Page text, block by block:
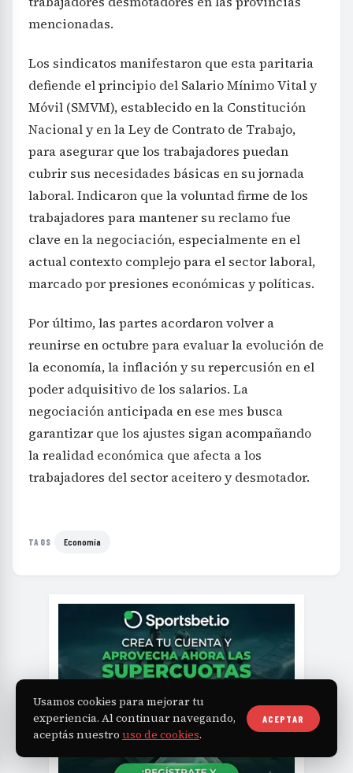
mencionadas.
Los sindicatos manifestaron que esta paritaria
defiende el principio del Salario Mínimo Vital y
Móvil (SMVM), establecido en la Constitución
Nacional y en la Ley de Contrato de Trabajo,
para asegurar que los trabajadores puedan
cubrir sus necesidades básicas en su jornada
laboral. Indicaron que la voluntad firme de los
trabajadores para mantener su reclamo fue
clave en la negociación, especialmente en el
actual contexto complejo para el sector laboral,
marcado por presiones económicas y políticas.
Por último, las partes acordaron volver a
reunirse en octubre para evaluar la evolución de
la economía, la inflación y su repercusión en el
poder adquisitivo de los salarios. La
negociación anticipada en ese mes busca
garantizar que los ajustes sigan acompañando
la realidad económica que afecta a los
trabajadores del sector aceitero y desmotador.
TAGS Economía
Usamos cookies para mejorar tu
experiencia. Al continuar navegando,
aceptás nuestro uso de cookies.
ACEPTAR